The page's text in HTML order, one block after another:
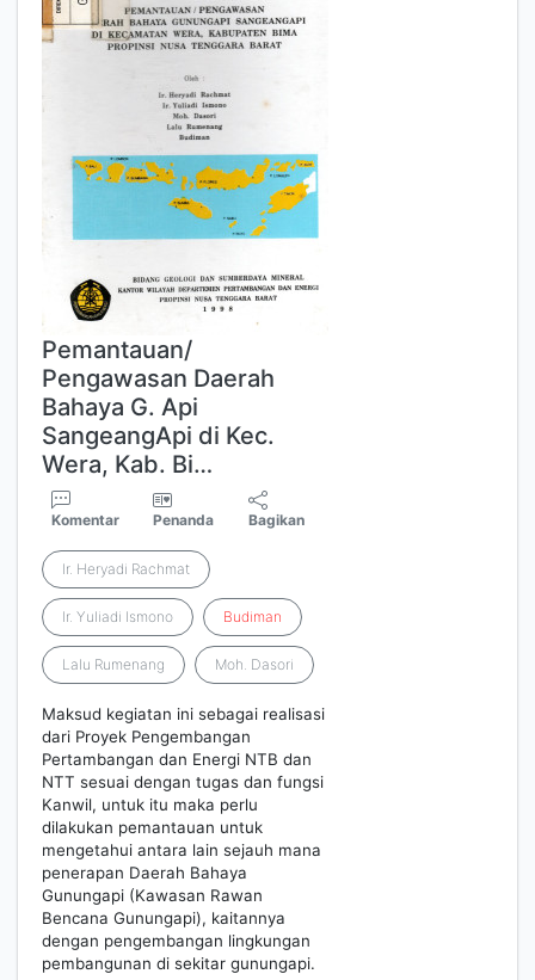
Pemantauan/
Pengawasan Daerah
Bahaya G. Api
SangeangApi di Kec.
Wera, Kab. Bi…
Komentar Penanda Bagikan
Ir. Heryadi Rachmat
Ir. Yuliadi Ismono Budiman
Lalu Rumenang Moh. Dasori
Maksud kegiatan ini sebagai realisasi
dari Proyek Pengembangan
Pertambangan dan Energi NTB dan
NTT sesuai dengan tugas dan fungsi
Kanwil, untuk itu maka perlu
dilakukan pemantauan untuk
mengetahui antara lain sejauh mana
penerapan Daerah Bahaya
Gunungapi (Kawasan Rawan
Bencana Gunungapi), kaitannya
dengan pengembangan lingkungan
pembangunan di sekitar gunungapi.